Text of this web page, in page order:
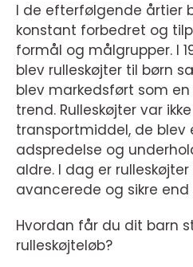
I de efterfølgende årtier
konstant forbedret og
formål og målgrupper. I
blev rulleskøjter til børn
blev markedsført som
trend. Rulleskøjter var
transportmiddel, de blev
adspredelse og
aldre. I dag er
avancerede og sikre
Hvordan får du dit barn
rulleskøjteløb?